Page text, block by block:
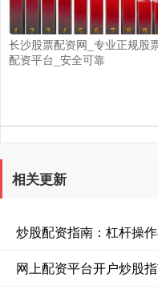
长沙股票配资网_专业正规股
配资平台_安全可靠
相关更新
炒股配资指南：杠杆操
网上配资平台开户炒股